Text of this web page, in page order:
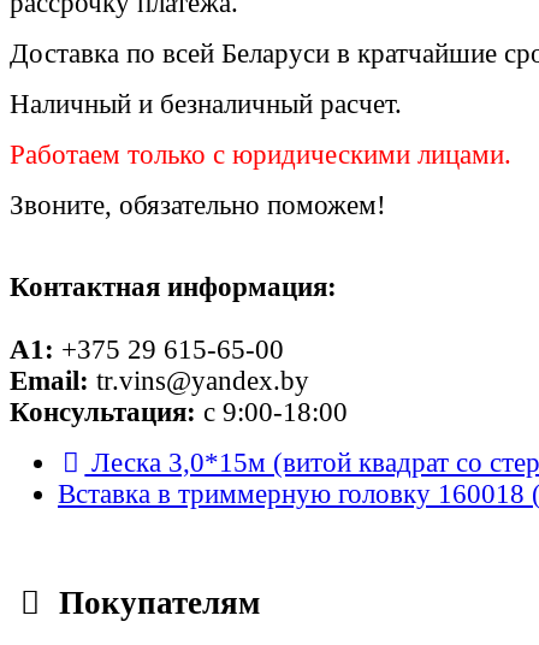
Доставка по всей Беларуси в кратчайшие
Наличный и безналичный расчет.
Работаем только с юридическими лицами.
Звоните, обязательно поможем!
Контактная информация:
A1: +375 29 615-65-00
Email: tr.vins@yandex.by
Консультация: с 9:00-18:00
Леска 3,0*15м (витой квадрат со
Вставка в триммерную головку
Покупателям